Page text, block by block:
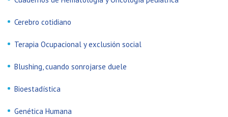
Cerebro cotidiano
Terapia Ocupacional y exclusión social
Blushing, cuando sonrojarse duele
Bioestadística
Genética Humana